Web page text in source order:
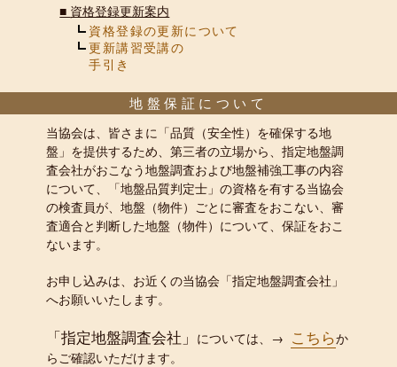
■ 資格登録更新案内
資格登録の更新について
更新講習受講の
手引き
地盤保証について
当協会は、皆さまに「品質（安全性）を確保する地
盤」を提供するため、第三者の立場から、指定地盤調
査会社がおこなう地盤調査および地盤補強工事の内容
について、「地盤品質判定士」の資格を有する当協会
の検査員が、地盤（物件）ごとに審査をおこない、審
査適合と判断した地盤（物件）について、保証をおこ
ないます。
お申し込みは、お近くの当協会「指定地盤調査会社」
へお願いいたします。
「指定地盤調査会社」 については、→ こちらか
らご確認いただけます。